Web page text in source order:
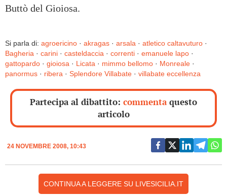
Buttò del Gioiosa.
Si parla di: agroericino · akragas · arsala · atletico caltavuturo ·
Bagheria · carini · casteldaccia · correnti · emanuele lapo ·
gattopardo · gioiosa · Licata · mimmo bellomo · Monreale ·
panormus · ribera · Splendore Villabate · villabate eccellenza
Partecipa al dibattito: commentaquesto
articolo
24 NOVEMBRE 2008, 10:43
CONTINUA A LEGGERE SU LIVESICILIA.IT